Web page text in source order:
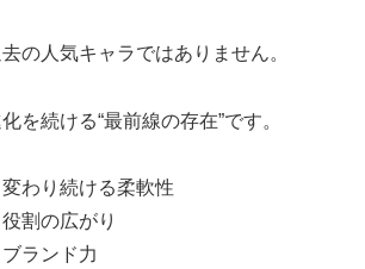
の人気キャラではありません。
を続ける“最前線の存在”です。
わり続ける柔軟性
割の広がり
ランド力